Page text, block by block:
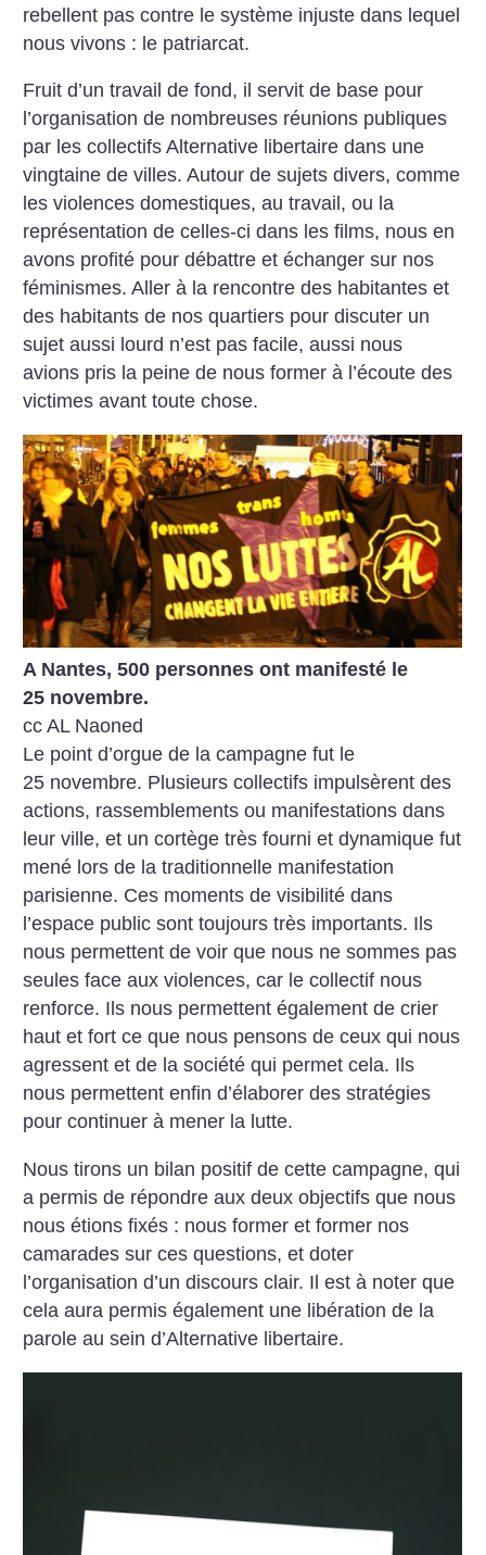
rebellent pas contre le système injuste dans lequel
nous vivons : le patriarcat.
Fruit d’un travail de fond, il servit de base pour
l’organisation de nombreuses réunions publiques
par les collectifs Alternative libertaire dans une
vingtaine de villes. Autour de sujets divers, comme
les violences domestiques, au travail, ou la
représentation de celles-ci dans les films, nous en
avons profité pour débattre et échanger sur nos
féminismes. Aller à la rencontre des habitantes et
des habitants de nos quartiers pour discuter un
sujet aussi lourd n’est pas facile, aussi nous
avions pris la peine de nous former à l’écoute des
victimes avant toute chose.
A Nantes, 500 personnes ont manifesté le
25 novembre.
cc AL Naoned
Le point d’orgue de la campagne fut le
25 novembre. Plusieurs collectifs impulsèrent des
actions, rassemblements ou manifestations dans
leur ville, et un cortège très fourni et dynamique fut
mené lors de la traditionnelle manifestation
parisienne. Ces moments de visibilité dans
l’espace public sont toujours très importants. Ils
nous permettent de voir que nous ne sommes pas
seules face aux violences, car le collectif nous
renforce. Ils nous permettent également de crier
haut et fort ce que nous pensons de ceux qui nous
agressent et de la société qui permet cela. Ils
nous permettent enfin d’élaborer des stratégies
pour continuer à mener la lutte.
Nous tirons un bilan positif de cette campagne, qui
a permis de répondre aux deux objectifs que nous
nous étions fixés : nous former et former nos
camarades sur ces questions, et doter
l’organisation d’un discours clair. Il est à noter que
cela aura permis également une libération de la
parole au sein d’Alternative libertaire.